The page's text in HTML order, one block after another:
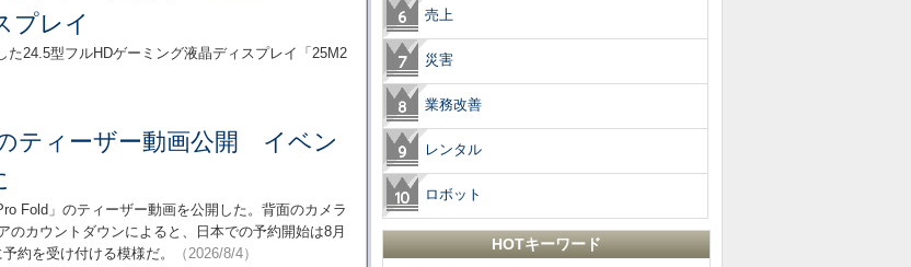
プレイ
24.5型フルHDゲーミング液晶ディスプレイ「25M2
のティーザー動画公開 イベン
Fold」のティーザー動画を公開した。背面のカメラ
カウントダウンによると、日本での予約開始は8月
約を受け付ける模様だ。
（2026/8/4）
売上
災害
業務改善
レンタル
ロボット
HOTキーワード